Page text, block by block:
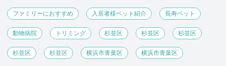
ファミリーにおすすめ 入居者様ペット紹介 長寿ペット
動物病院 トリミング 杉並区 杉並区 杉並区
杉並区 杉並区 横浜市青葉区 横浜市青葉区